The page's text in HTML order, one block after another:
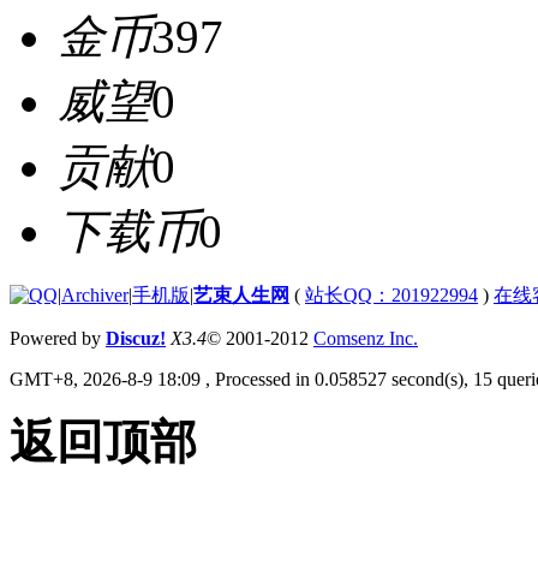
金币397
威望0
贡献0
下载币0
|Archiver|手机版|艺束人生网 ( 站长QQ：201922994 ) 在线
Powered by Discuz! X3.4© 2001-2012 Comsenz Inc.
GMT+8, 2026-8-9 18:09 , Processed in 0.058527 second(s), 15
返回顶部